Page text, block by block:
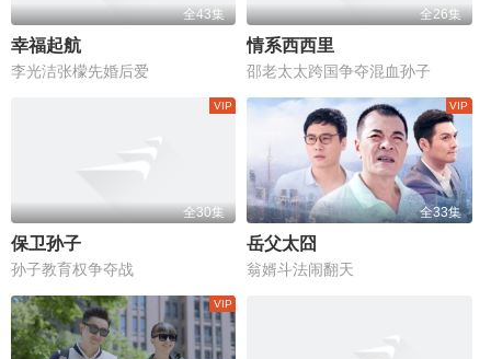
全43集
幸福起航
李光洁张檬先婚后爱
全26集
情系西西里
邵老太太跨国争夺混血孙子
全30集
保卫孙子
孙子教育权争夺战
全33集
岳父太囧
翁婿斗法闹翻天